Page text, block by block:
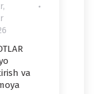
,
va